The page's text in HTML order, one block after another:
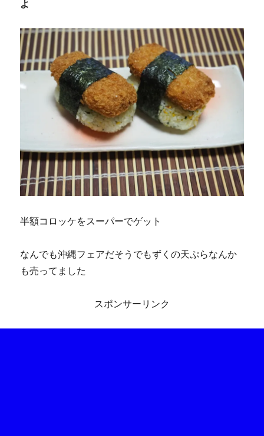
よ
半額コロッケをスーパーでゲット
なんでも沖縄フェアだそうでもずくの天ぷらなんか
も売ってました
スポンサーリンク